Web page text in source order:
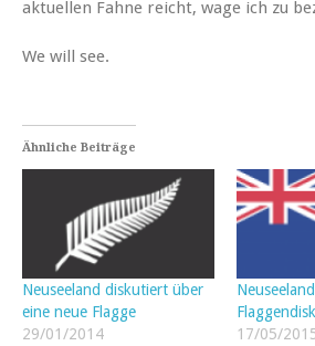
aktuellen Fahne reicht, wage ich zu
We will see.
Ähnliche Beiträge
Neuseeland diskutiert über
eine neue Flagge
29/01/2014
17/05/